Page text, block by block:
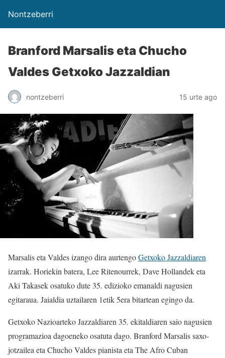
Nontzeberri
Branford Marsalis eta Chucho
Valdes Getxoko Jazzaldian
nontzeberri 15 urte ago
Marsalis eta Valdes izango dira aurtengoGetxoko Jazzaldiaren
izarrak. Horiekin batera, Lee Ritenourrek, Dave Hollandek eta
Aki Takasek osatuko dute 35. edizioko emanaldi nagusien
egitaraua. Jaialdia uztailaren 1etik 5era bitartean egingo da.
Getxoko Nazioarteko Jazzaldiaren 35. ekitaldiaren saio nagusien
programazioa dagoeneko osatuta dago. Branford Marsalis saxo-
jotzailea eta Chucho Valdes pianista eta The Afro Cuban